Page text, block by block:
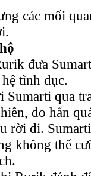
các mối
đưa
tình dục.
qua
do hắn
rời đi.
không thể